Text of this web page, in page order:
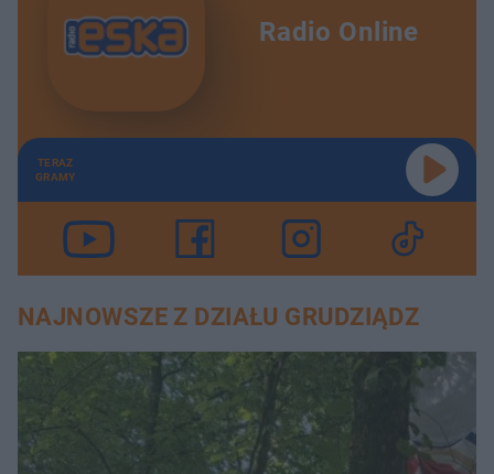
Radio Online
TERAZ
GRAMY
NAJNOWSZE Z DZIAŁU GRUDZIĄDZ